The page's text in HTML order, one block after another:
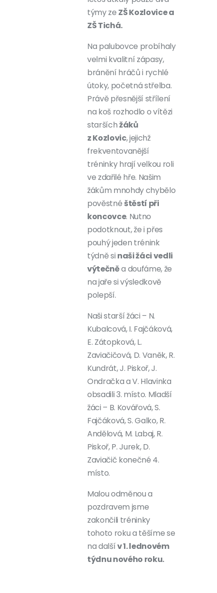
týmy ze ZŠ Kozlovice a
ZŠ Tichá.
Na palubovce probíhaly
velmi kvalitní zápasy,
bránění hráčů i rychlé
útoky, početná střelba.
Právě přesnější střílení
na koš rozhodlo o vítězi
staršíchžáků
z Kozlovic, jejichž
frekventovanější
tréninky hrají velkou roli
ve zdařilé hře. Našim
žákům mnohdy chybělo
pověstnéštěstí při
koncovce. Nutno
podotknout, že i přes
pouhý jeden trénink
týdně si naši žáci vedli
výtečněa doufáme, že
na jaře si výsledkově
polepší.
Naši starší žáci – N.
Kubalcová, I. Fajčáková,
E. Zátopková, L.
Zaviačičová, D. Vaněk, R.
Kundrát, J. Piskoř, J.
Ondračka a V. Hlavinka
obsadili 3. místo. Mladší
žáci – B. Kovářová, S.
Fajčáková, S. Galko, R.
Andělová, M. Labaj, R.
Piskoř, P. Jurek, D.
Zaviačič konečné 4.
místo.
Malou odměnou a
pozdravem jsme
zakončili tréninky
tohoto roku a těšíme se
na dalšív 1. lednovém
týdnu nového roku.